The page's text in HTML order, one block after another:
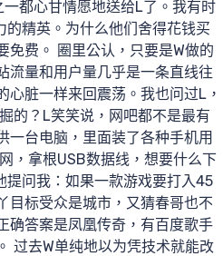
都心甘情愿地送给L了。我有时
精英。为什么他们舍得花钱买
免费。 圈里公认，只要是W做的
流量和用户量几乎是一条直线往
脏一样来回震荡。我也问过L，
的？L笑笑说，网吧都不是最有
一台电脑，里面装了各种手机用
，拿根USB数据线，想要什么下
提问我：如果一款游戏要打入45
目标受众是城市，又猜春哥也不
确答案是凤凰传奇，有百度歌手
过去W单纯地以为凭技术就能改